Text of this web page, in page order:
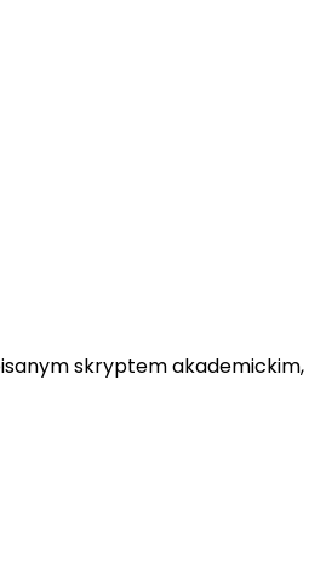
skryptem akademickim,